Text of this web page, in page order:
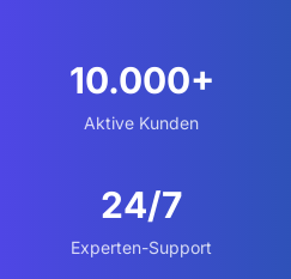
10.000+
Aktive Kunden
24/7
Experten-Support